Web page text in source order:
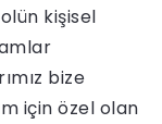
kişisel
bize
için özel olan